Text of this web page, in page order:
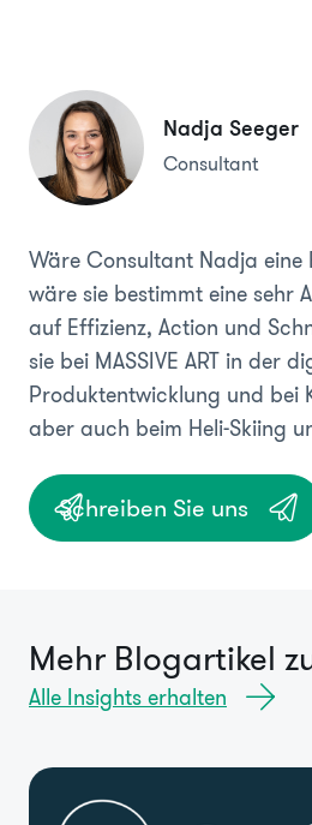
Nadja Seeger
Consultant
Wäre Consultant Nadja eine
wäre sie bestimmt eine sehr
auf Effizienz, Action und
sie bei MASSIVE ART in der
Produktentwicklung und bei
aber auch beim Heli-Skiing
Schreiben Sie uns
Mehr Blogartikel
Alle Insights erhalten